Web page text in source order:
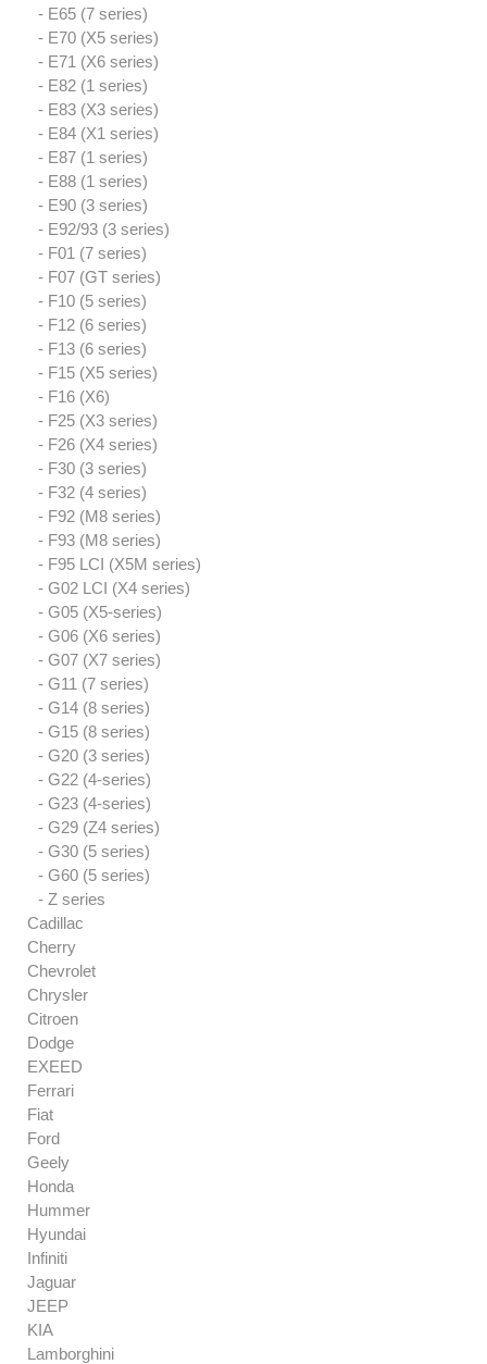
- E65 (7 series)
- E70 (X5 series)
- E71 (X6 series)
- E82 (1 series)
- E83 (X3 series)
- E84 (X1 series)
- E87 (1 series)
- E88 (1 series)
- E90 (3 series)
- E92/93 (3 series)
- F01 (7 series)
- F07 (GT series)
- F10 (5 series)
- F12 (6 series)
- F13 (6 series)
- F15 (X5 series)
- F16 (X6)
- F25 (X3 series)
- F26 (X4 series)
- F30 (3 series)
- F32 (4 series)
- F92 (M8 series)
- F93 (M8 series)
- F95 LCI (X5M series)
- G02 LCI (X4 series)
- G05 (X5-series)
- G06 (X6 series)
- G07 (X7 series)
- G11 (7 series)
- G14 (8 series)
- G15 (8 series)
- G20 (3 series)
- G22 (4-series)
- G23 (4-series)
- G29 (Z4 series)
- G30 (5 series)
- G60 (5 series)
- Z series
Cadillac
Cherry
Chevrolet
Chrysler
Citroen
Dodge
EXEED
Ferrari
Fiat
Ford
Geely
Honda
Hummer
Hyundai
Infiniti
Jaguar
JEEP
KIA
Lamborghini